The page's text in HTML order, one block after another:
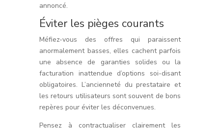
annoncé.
Éviter les pièges courants
Méfiez-vous des offres qui paraissent
anormalement basses, elles cachent parfois
une absence de garanties solides ou la
facturation inattendue d’options soi-disant
obligatoires. L’ancienneté du prestataire et
les retours utilisateurs sont souvent de bons
repères pour éviter les déconvenues.
Pensez à contractualiser clairement les